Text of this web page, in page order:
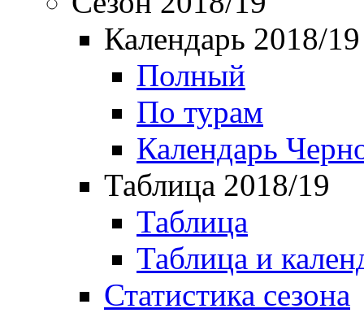
Календарь 2018/19
Полный
По турам
Календарь
Таблица 2018/19
Таблица
Таблица и
Статистика сезона